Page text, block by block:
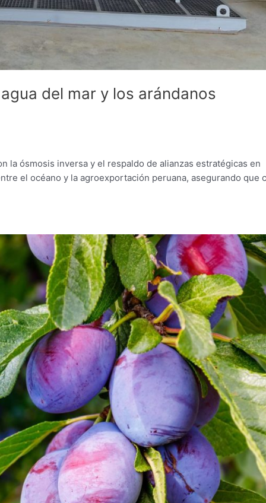
del mar y los arándanos
la ósmosis inversa y el respaldo de alianzas estratégicas en
el océano y la agroexportación peruana, asegurando que